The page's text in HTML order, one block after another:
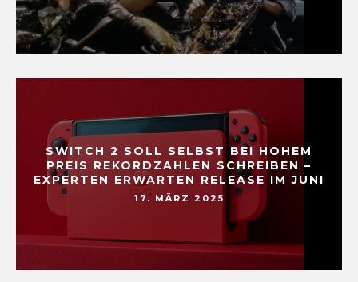
SWITCH 2 SOLL SELBST BEI HOHEM
PREIS REKORDZAHLEN SCHREIBEN –
EXPERTEN ERWARTEN RELEASE IM JUNI
17. MÄRZ 2025